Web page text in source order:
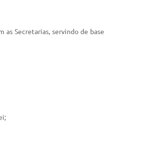
Secretarias, servindo de base